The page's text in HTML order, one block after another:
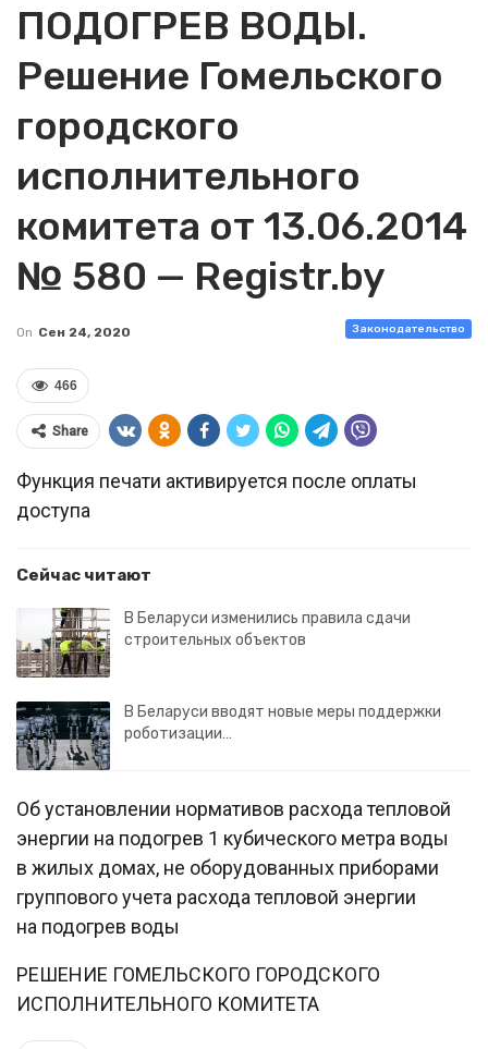
ПОДОГРЕВ ВОДЫ.
Решение Гомельского
городского
исполнительного
комитета от 13.06.2014
№ 580 — Registr.by
Законодательство
On Сен 24, 2020
466
Share
Функция печати активируется после оплаты
доступа
Сейчас читают
В Беларуси изменились правила сдачи
строительных объектов
В Беларуси вводят новые меры поддержки
роботизации…
Об установлении нормативов расхода тепловой
энергии на подогрев 1 кубического метра воды
в жилых домах, не оборудованных приборами
группового учета расхода тепловой энергии
на подогрев воды
РЕШЕНИЕ ГОМЕЛЬСКОГО ГОРОДСКОГО
ИСПОЛНИТЕЛЬНОГО КОМИТЕТА